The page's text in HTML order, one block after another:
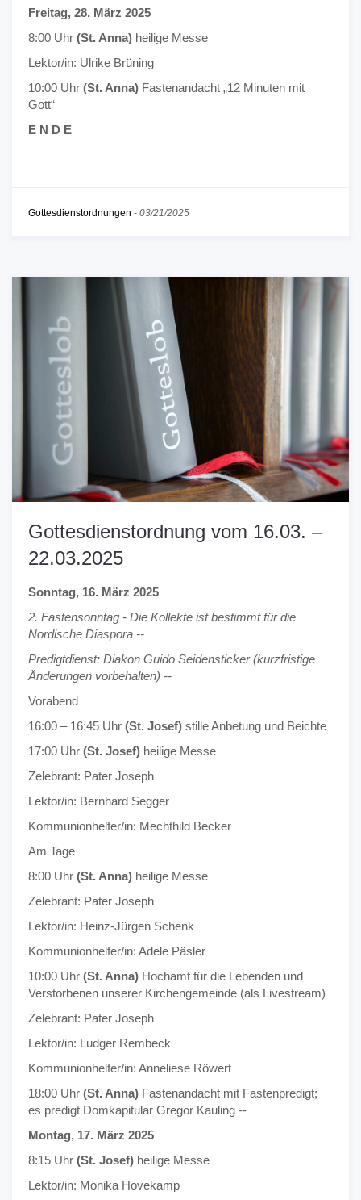
Freitag, 28. März 2025
8:00 Uhr (St. Anna) heilige Messe
Lektor/in: Ulrike Brüning
10:00 Uhr (St. Anna) Fastenandacht „12 Minuten mit
Gott“
E N D E
Gottesdienstordnungen - 03/21/2025
Gottesdienstordnung vom 16.03. –
22.03.2025
Sonntag, 16. März 2025
2. Fastensonntag - Die Kollekte ist bestimmt für die
Nordische Diaspora --
Predigtdienst: Diakon Guido Seidensticker (kurzfristige
Änderungen vorbehalten) --
Vorabend
16:00 – 16:45 Uhr (St. Josef) stille Anbetung und Beichte
17:00 Uhr (St. Josef) heilige Messe
Zelebrant: Pater Joseph
Lektor/in: Bernhard Segger
Kommunionhelfer/in: Mechthild Becker
Am Tage
8:00 Uhr (St. Anna) heilige Messe
Zelebrant: Pater Joseph
Lektor/in: Heinz-Jürgen Schenk
Kommunionhelfer/in: Adele Päsler
10:00 Uhr (St. Anna) Hochamt für die Lebenden und
Verstorbenen unserer Kirchengemeinde (als Livestream)
Zelebrant: Pater Joseph
Lektor/in: Ludger Rembeck
Kommunionhelfer/in: Anneliese Röwert
18:00 Uhr (St. Anna) Fastenandacht mit Fastenpredigt;
es predigt Domkapitular Gregor Kauling --
Montag, 17. März 2025
8:15 Uhr (St. Josef) heilige Messe
Lektor/in: Monika Hovekamp